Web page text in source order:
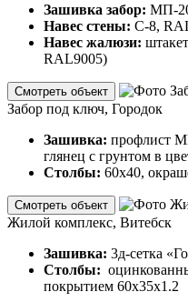
Зашивка забор: МП-
Навес стены: С-8,
Навес жалюзи:
RAL9005)
Смотреть объект
Забор под ключ, Городок
Зашивка: профлист
глянец с грунтом в
Столбы: 60х40,
Смотреть объект
Жилой комплекс, Витебск
Зашивка: 3д-сетка
Столбы:
покрытием 60х35х1.2